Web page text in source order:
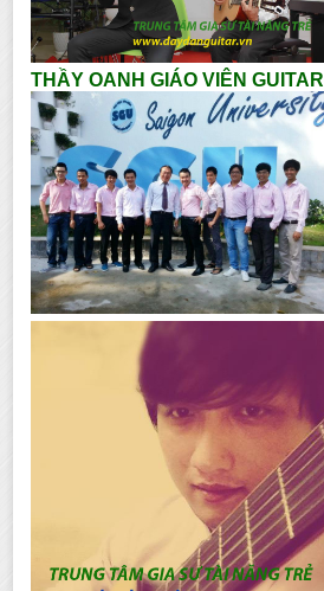
THẦY OANH GIÁO VIÊN GUITAR